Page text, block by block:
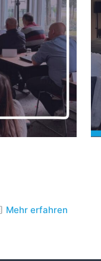
Mehr erfahren